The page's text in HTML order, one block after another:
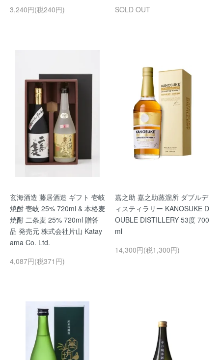
3,240円(税240円) SOLD OUT
玄海酒造 藤居酒造 ギフト 壱岐
焼酎 壱岐 25% 720ml & 本格麦
焼酎 二条麦 25% 720ml 贈答
品 発売元 株式会社片山 Katay
ama Co. Ltd.
4,087円(税371円)
嘉之助 嘉之助蒸溜所 ダブルデ
ィスティラリー KANOSUKE D
OUBLE DISTILLERY 53度 700
ml
14,300円(税1,300円)